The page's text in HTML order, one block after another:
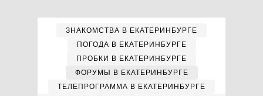
ЗНАКОМСТВА В ЕКАТЕРИНБУРГЕ
ПОГОДА В ЕКАТЕРИНБУРГЕ
ПРОБКИ В ЕКАТЕРИНБУРГЕ
ФОРУМЫ В ЕКАТЕРИНБУРГЕ
ТЕЛЕПРОГРАММА В ЕКАТЕРИНБУРГЕ